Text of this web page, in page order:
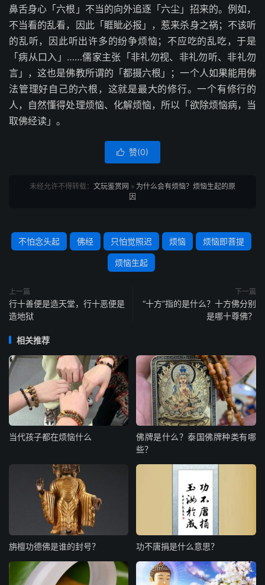
鼻舌身心「六根」不当的向外追逐「六尘」招来的。例如，
不当看的乱看，因此「睚眦必报」，惹来杀身之祸；不该听
的乱听，因此听出许多的纷争烦恼；不应吃的乱吃，于是
「病从口入」……儒家主张「非礼勿视、非礼勿听、非礼勿
言」，这也是佛教所谓的「都摄六根」；一个人如果能用佛
法管理好自己的六根，这就是最大的修行。一个有修行的
人，自然懂得处理烦恼、化解烦恼，所以「欲除烦恼病，当
取佛经读」。
 赞(0)
未经允许不得转载： 文玩鉴赏网 » 为什么会有烦恼？烦恼生起的原
因
不怕念头起 佛经 只怕觉照迟 烦恼 烦恼即菩提
烦恼生起
上一篇
行十善便是造天堂，行十恶便是
造地狱
下一篇
“十方”指的是什么？十方佛分别
是哪十尊佛？
相关推荐
当代孩子都在烦恼什么
佛牌是什么？泰国佛牌种类有哪
些？
旃檀功德佛是谁的封号？ 功不唐捐是什么意思？